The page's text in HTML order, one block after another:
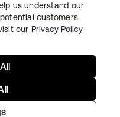
規約セキュリティ
us understand our
customers
our Privacy Policy